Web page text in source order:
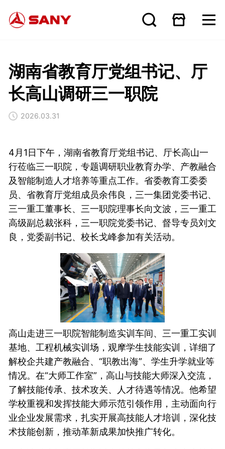
湖南省教育厅党组书记、厅
长高山调研三一职院
2026.03.31
4月1日下午，湖南省教育厅党组书记、厅长高山一
行莅临三一职院，专题调研职业教育办学、产教融合
及智能制造人才培养等重点工作。省委教育工委委
员、省教育厅党组成员余伟良，三一集团党委书记、
三一重工董事长、三一职院理事长向文波，三一重工
高级副总裁张科，三一职院党委书记、督导专员刘文
良，党委副书记、校长戈峰参加有关活动。
高山走进三一职院智能制造实训车间、三一重工实训
基地、工程机械实训场，观摩学生技能实训，详细了
解校企共建产教融合、“职教出海”、学生升学就业等
情况。在“大师工作室”，高山与技能大师深入交流，
了解技能传承、技术攻关、人才待遇等情况。他希望
学校重视和发挥技能大师示范引领作用，主动面向行
业企业发展需求，扎实开展高技能人才培训，深化技
术技能创新，推动革新成果加快推广转化。